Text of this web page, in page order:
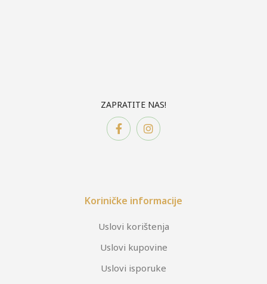
ZAPRATITE NAS!
Koriničke informacije
Uslovi korištenja
Uslovi kupovine
Uslovi isporuke